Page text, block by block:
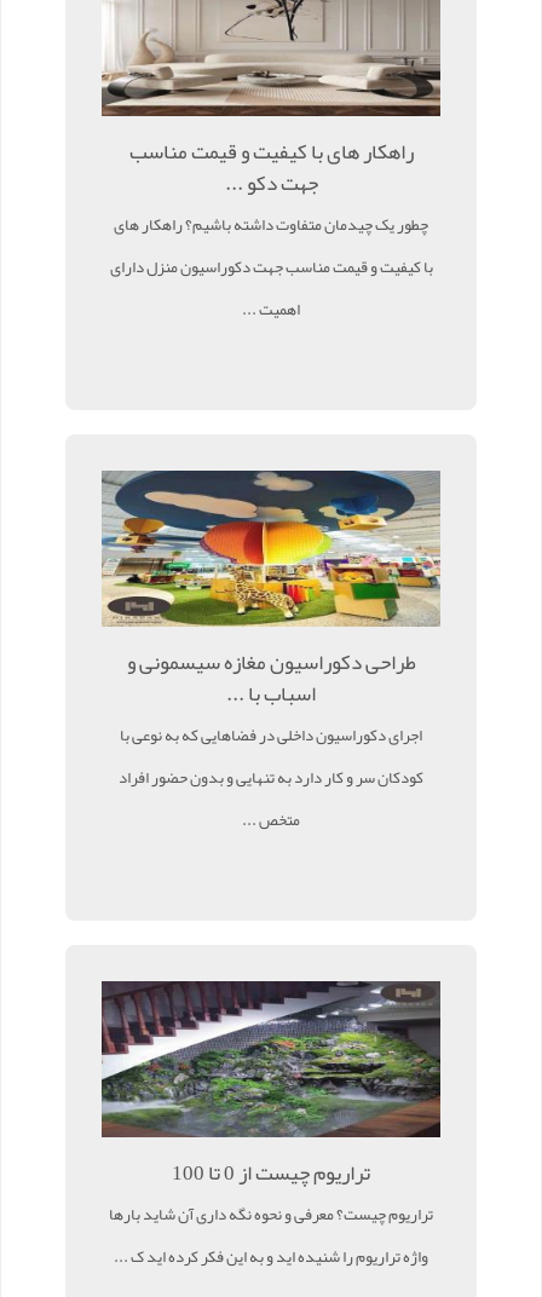
راهکار های با کیفیت و قیمت مناسب
جهت دکو ...
چطور یک چیدمان متفاوت داشته باشیم؟ راهکار های
با کیفیت و قیمت مناسب جهت دکوراسیون منزل دارای
اهمیت ...
طراحی دکوراسیون مغازه سیسمونی و
اسباب با ...
اجرای دکوراسیون داخلی در فضاهایی که به نوعی با
کودکان سر و کار دارد به تنهایی و بدون حضور افراد
متخص ...
تراریوم چیست از 0 تا 100
تراریوم چیست؟ معرفی و نحوه نگه داری آن شاید بارها
واژه تراریوم را شنیده اید و به این فکر کرده اید ک ...